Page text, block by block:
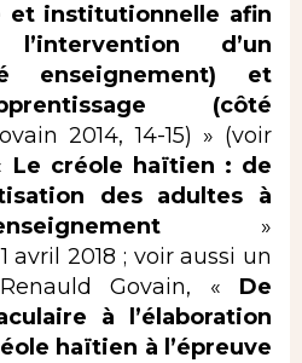
et institutionnelle afin
d’un
enseignement) et
(côté
2014, 14-15) » (voir
Le créole haïtien : de
des adultes à
»
avril 2018 ; voir aussi un
Govain, « De
à l’élaboration
haïtien à l’épreuve